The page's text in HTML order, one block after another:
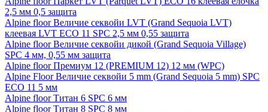
2,5 мм 0,5 защита
Alpine floor Величие секвойи LVT (Grand Sequoia LVT)
клеевая LVT ECO 11 SPC 2,5 мм 0,55 защита
Alpine floor Величие секвойи дикой (Grand Sequoia Village)
SPC 4 мм, 0,55 мм защита
Alpine floor Премиум 12 (PREMIUM 12) 12 мм (WPC)
Alpine Floor Величие секвойи 5 mm (Grand Sequoia 5 mm) SPC
ECO 11 5 мм
Alpine floor Титан 6 SPC 6 мм
Alpine floor Титан 8 SPC 8 мм